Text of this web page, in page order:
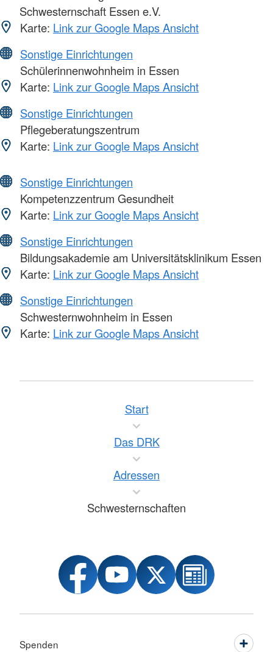
Schwesternschaft Essen e.V.
Karte: Link zur Google Maps Ansicht
Sonstige Einrichtungen
Schülerinnenwohnheim in Essen
Karte: Link zur Google Maps Ansicht
Sonstige Einrichtungen
Pflegeberatungszentrum
Karte: Link zur Google Maps Ansicht
Sonstige Einrichtungen
Kompetenzzentrum Gesundheit
Karte: Link zur Google Maps Ansicht
Sonstige Einrichtungen
Bildungsakademie am Universitätsklinikum Essen
Karte: Link zur Google Maps Ansicht
Sonstige Einrichtungen
Schwesternwohnheim in Essen
Karte: Link zur Google Maps Ansicht
Start
Das DRK
Adressen
Schwesternschaften
Spenden